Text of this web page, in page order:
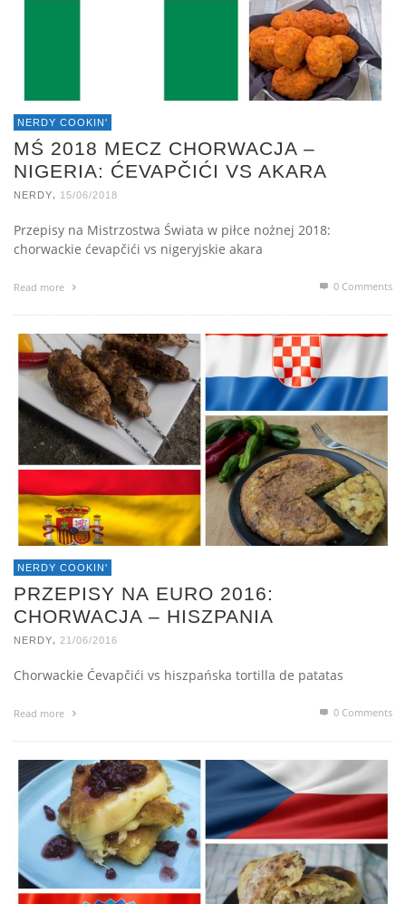
NERDY COOKIN'
MŚ 2018 MECZ CHORWACJA –
NIGERIA: ĆEVAPČIĆI VS AKARA
NERDY 15/06/2018
Przepisy na Mistrzostwa Świata w piłce nożnej 2018:
chorwackie ćevapčići vs nigeryjskie akara
Read more 0 Comments
NERDY COOKIN'
PRZEPISY NA EURO 2016:
CHORWACJA – HISZPANIA
NERDY 21/06/2016
Chorwackie Ćevapčići vs hiszpańska tortilla de patatas
Read more 0 Comments